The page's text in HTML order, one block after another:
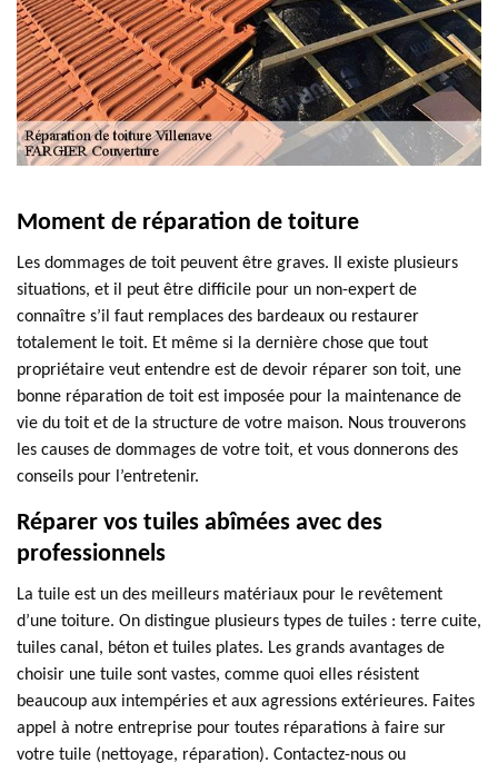
Moment de réparation de toiture
Les dommages de toit peuvent être graves. Il existe plusieurs
situations, et il peut être difficile pour un non-expert de
connaître s’il faut remplaces des bardeaux ou restaurer
totalement le toit. Et même si la dernière chose que tout
propriétaire veut entendre est de devoir réparer son toit, une
bonne réparation de toit est imposée pour la maintenance de
vie du toit et de la structure de votre maison. Nous trouverons
les causes de dommages de votre toit, et vous donnerons des
conseils pour l’entretenir.
Réparer vos tuiles abîmées avec des
professionnels
La tuile est un des meilleurs matériaux pour le revêtement
d’une toiture. On distingue plusieurs types de tuiles : terre cuite,
tuiles canal, béton et tuiles plates. Les grands avantages de
choisir une tuile sont vastes, comme quoi elles résistent
beaucoup aux intempéries et aux agressions extérieures. Faites
appel à notre entreprise pour toutes réparations à faire sur
votre tuile (nettoyage, réparation). Contactez-nous ou